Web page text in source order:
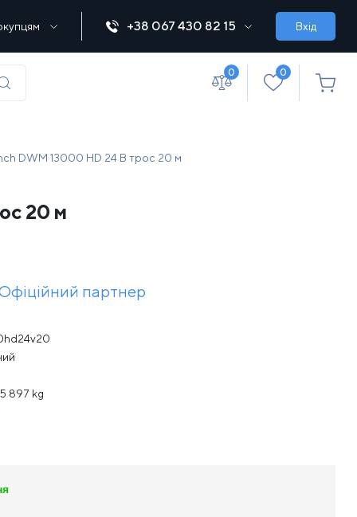
+38 067 430 82 15 Вхід
0 0
DWM 13000 HD 24 В трос 20 м
20 м
партнер
897 kg